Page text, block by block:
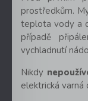
prostředkům.
teplota vody a
případě
vychladnutí
Nikdy
elektrická varná